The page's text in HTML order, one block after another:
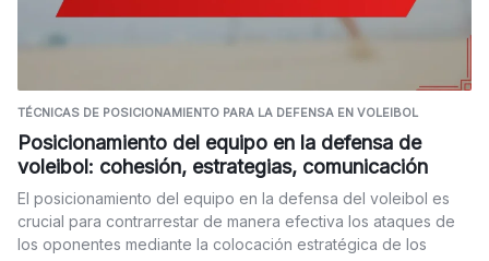
TÉCNICAS DE POSICIONAMIENTO PARA LA DEFENSA EN VOLEIBOL
Posicionamiento del equipo en la defensa de
voleibol: cohesión, estrategias, comunicación
El posicionamiento del equipo en la defensa del voleibol es
crucial para contrarrestar de manera efectiva los ataques de
los oponentes mediante la colocación estratégica de los